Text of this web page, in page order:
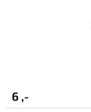
6 ,-